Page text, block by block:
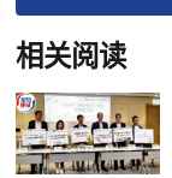
相关阅读